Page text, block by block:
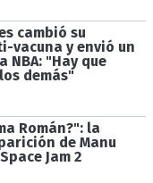
cambió su
vacuna y envió un
NBA: "Hay que
demás"
Román?": la
de Manu
Jam 2